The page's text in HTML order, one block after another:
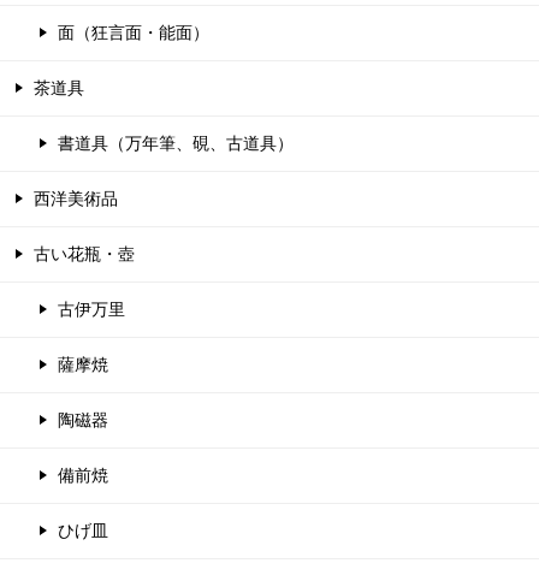
面（狂言面・能面）
茶道具
書道具（万年筆、硯、古道具）
西洋美術品
古い花瓶・壺
古伊万里
薩摩焼
陶磁器
備前焼
ひげ皿